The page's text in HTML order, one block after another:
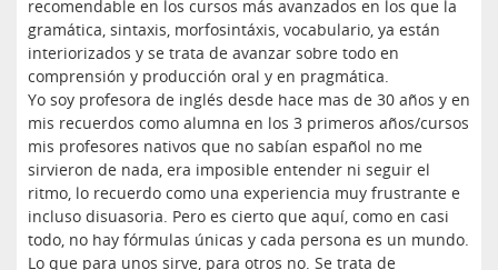
recomendable en los cursos más avanzados en los que la
gramática, sintaxis, morfosintáxis, vocabulario, ya están
interiorizados y se trata de avanzar sobre todo en
comprensión y producción oral y en pragmática.
Yo soy profesora de inglés desde hace mas de 30 años y en
mis recuerdos como alumna en los 3 primeros años/cursos
mis profesores nativos que no sabían español no me
sirvieron de nada, era imposible entender ni seguir el
ritmo, lo recuerdo como una experiencia muy frustrante e
incluso disuasoria. Pero es cierto que aquí, como en casi
todo, no hay fórmulas únicas y cada persona es un mundo.
Lo que para unos sirve, para otros no. Se trata de